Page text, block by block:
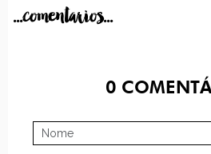
...comentarios...
0